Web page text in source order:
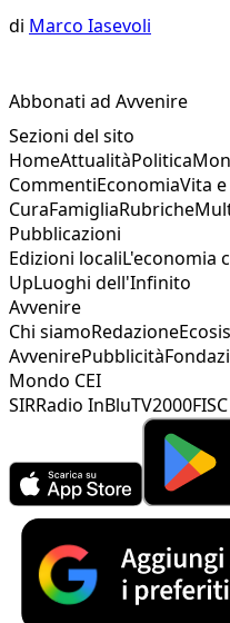
di Marco Iasevoli
Abbonati ad Avvenire
Sezioni del sito
HomeAttualitàPolitica
CommentiEconomiaVita e
CuraFamigliaRubriche
Pubblicazioni
Edizioni localiL'economia
UpLuoghi dell'Infinito
Avvenire
Chi siamoRedazione
AvvenirePubblicità
Mondo CEI
SIRRadio InBluTV2000FISC